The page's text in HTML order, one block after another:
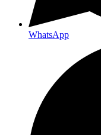
WhatsApp